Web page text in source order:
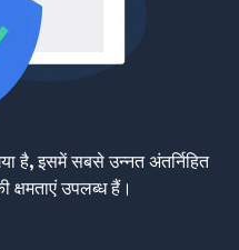
है, इसमें सबसे उन्नत अंतर्निहित
क्षमताएं उपलब्ध हैं।